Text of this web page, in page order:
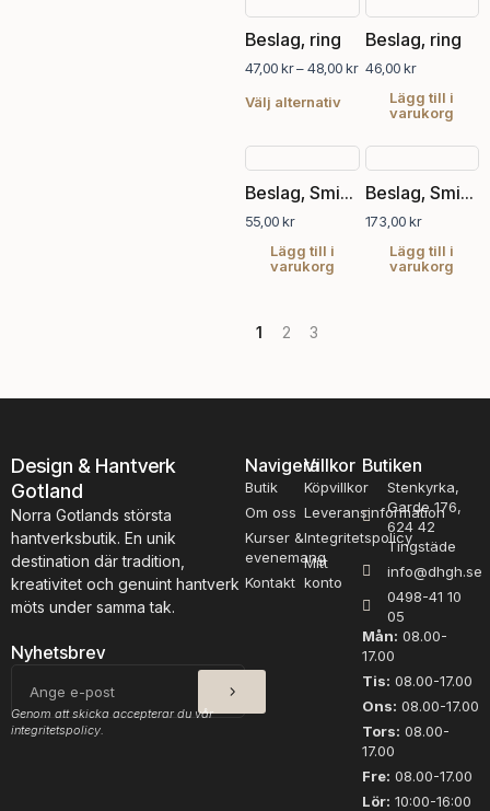
Beslag, ring
47,00kr–48,00kr
47,00 kr
till
48,00 kr
Välj alternativ
produkten
har
flera
varianter.
De
olika
alternativen
väljas
Beslag, ring
46,00kr
Lägg till i
varukorg
Beslag, Smideskrok 5 cm
55,00kr
Lägg till i
varukorg
Beslag, Smideskrok, 2 krokar 15 cm
173,00kr
Lägg till i
varukorg
1 2 3
Design & Hantverk
Gotland
Norra Gotlands största
hantverksbutik. En unik
destination där tradition,
kreativitet och genuint hantverk
möts under samma tak.
Nyhetsbrev
post
SKICKA
Genom att skicka accepterar du vår
integritetspolicy.
Navigera
Butik
Om oss
Kurser &
evenemang
Kontakt
Villkor
Köpvillkor
Leveransinformation
Integritetspolicy
Mitt
konto
Butiken
Stenkyrka,
Garde 176,
624 42
Tingstäde
info@dhgh.se
0498-41 10
05
Mån: 08.00-
17.00
Tis: 08.00-17.00
Ons: 08.00-17.00
Tors: 08.00-
17.00
Fre: 08.00-17.00
Lör: 10:00-16:00